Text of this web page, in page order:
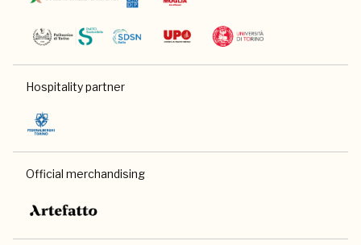
Hospitality partner
Official merchandising